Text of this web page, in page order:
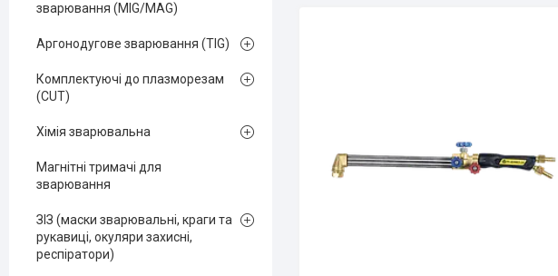
зварювання (MIG/MAG)
Аргонодугове зварювання (TIG)
Комплектуючі до плазморезам
(CUT)
Хімія зварювальна
Магнітні тримачі для
зварювання
ЗІЗ (маски зварювальні, краги та
рукавиці, окуляри захисні,
респіратори)